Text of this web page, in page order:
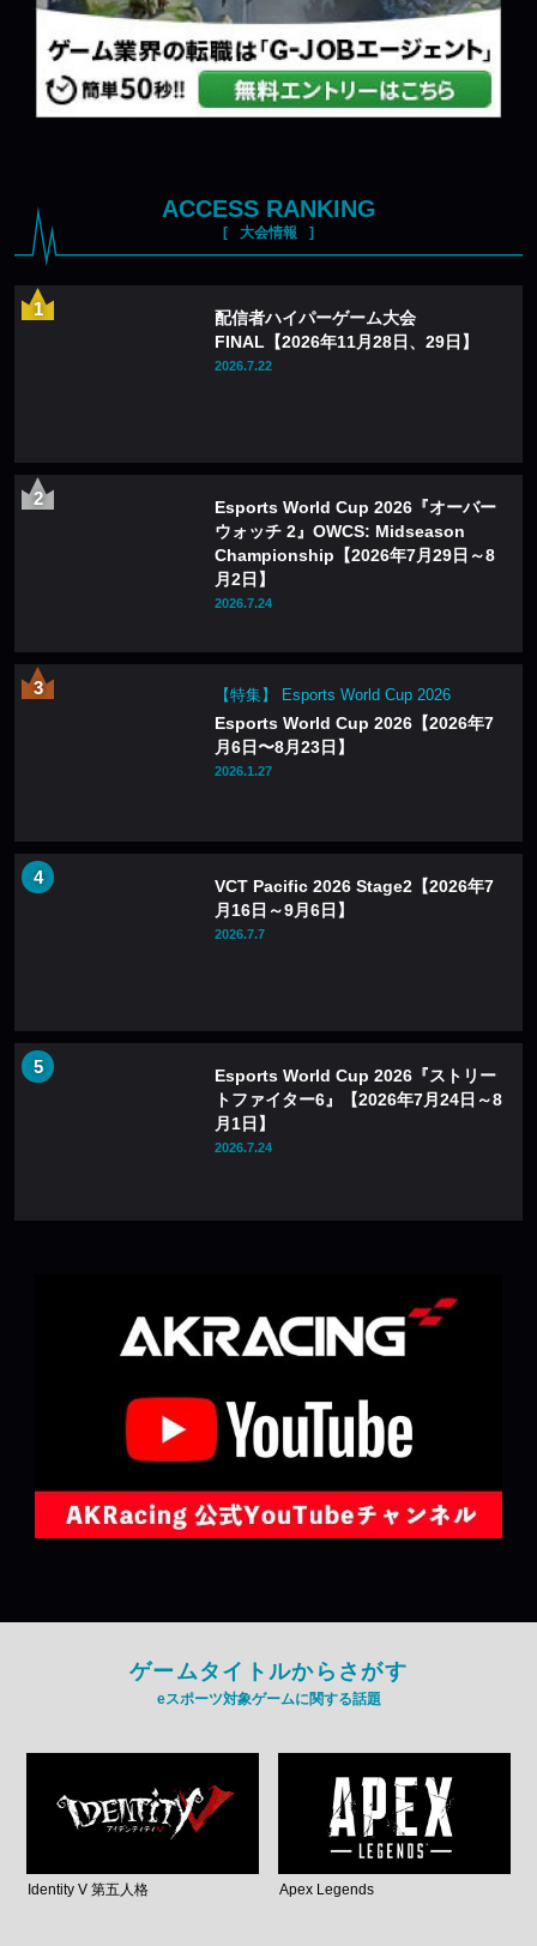
ACCESS RANKING
大会情報
配信者ハイパーゲーム大会
FINAL【2026年11月28日、29日】
2026.7.22
Esports World Cup 2026『オーバー
ウォッチ 2』OWCS: Midseason
Championship【2026年7月29日～8
月2日】
2026.7.24
【特集】 Esports World Cup 2026
Esports World Cup 2026【2026年7
月6日〜8月23日】
2026.1.27
VCT Pacific 2026 Stage2【2026年7
月16日～9月6日】
2026.7.7
Esports World Cup 2026『ストリー
トファイター6』【2026年7月24日～8
月1日】
2026.7.24
ゲームタイトルからさがす
eスポーツ対象ゲームに関する話題
Identity V 第五人格 Apex Legends